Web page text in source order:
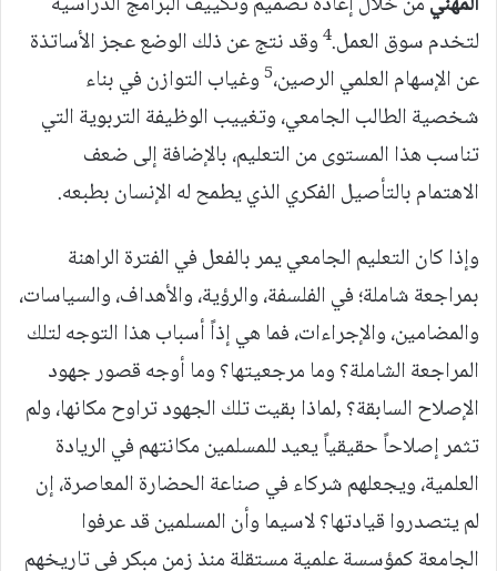
لتخدم سوق العمل.4وقد نتج عن ذلك الوضع عجز الأساتذة
عن الإسهام العلمي الرصين،5وغياب التوازن في بناء
شخصية الطالب الجامعي، وتغييب الوظيفة التربوية التي
تناسب هذا المستوى من التعليم، بالإضافة إلى ضعف
الاهتمام بالتأصيل الفكري الذي يطمح له الإنسان بطبعه.
وإذا كان التعليم الجامعي يمر بالفعل في الفترة الراهنة
بمراجعة شاملة؛ في الفلسفة، والرؤية، والأهداف، والسياسات،
والمضامين، والإجراءات، فما هي إذاً أسباب هذا التوجه لتلك
المراجعة الشاملة؟ وما مرجعيتها؟ وما أوجه قصور جهود
الإصلاح السابقة؟ ,لماذا بقيت تلك الجهود تراوح مكانها، ولم
تثمر إصلاحاً حقيقياً يعيد للمسلمين مكانتهم في الريادة
العلمية، ويجعلهم شركاء في صناعة الحضارة المعاصرة، إن
لم يتصدروا قيادتها؟ لاسيما وأن المسلمين قد عرفوا
الجامعة كمؤسسة علمية مستقلة منذ زمن مبكر في تاريخهم